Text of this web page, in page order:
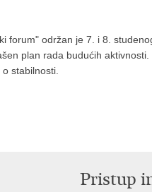
forum" održan je 7. i 8.
plan rada budućih
stabilnosti.
Pristup